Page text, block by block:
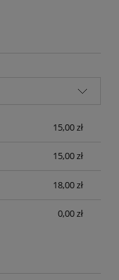
15,00 zł
15,00 zł
18,00 zł
0,00 zł